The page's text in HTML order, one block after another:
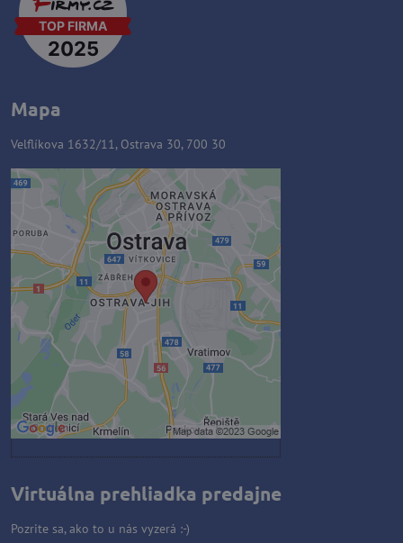
Mapa
Velflíkova 1632/11, Ostrava 30, 700 30
Externý obsah je blokovaný
Voľbami súkromia
Prajete si načítať externý obsah?
Povoliť tentokrát
Povoliť a zapamätať - súhlas s
druhom cookie: Funkčné
Otvoriť obsah v novom okne
Virtuálna prehliadka predajne
Pozrite sa, ako to u nás vyzerá :-)